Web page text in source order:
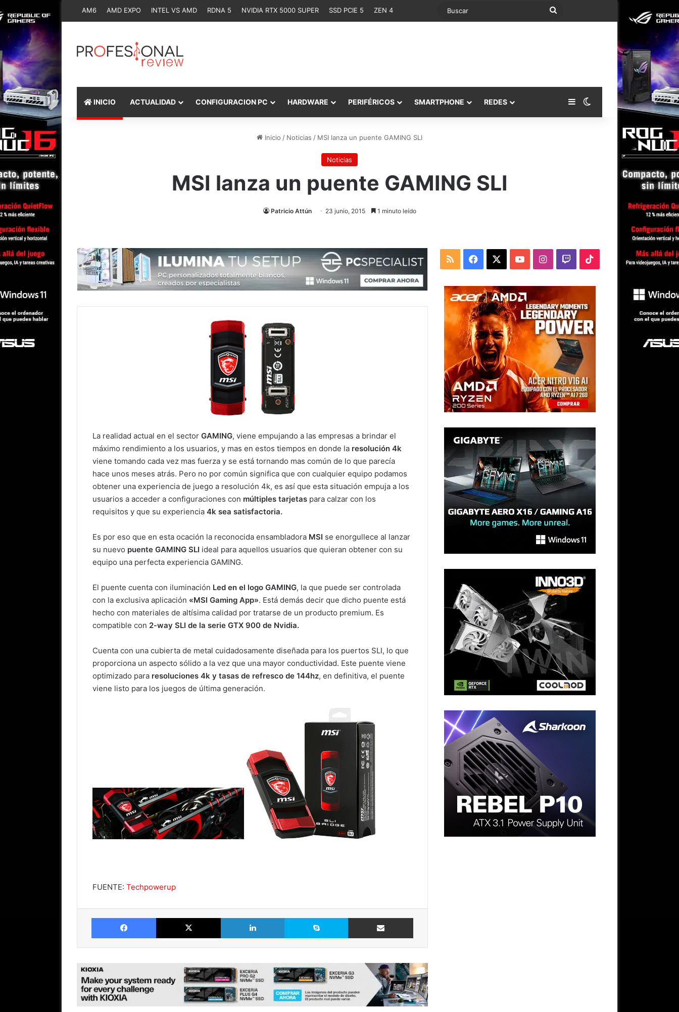
AM6 AMD EXPO INTEL VS AMD RDNA 5 NVIDIA RTX 5000 SUPER SSD PCIE 5 ZEN 4 Buscar
INICIO ACTUALIDAD CONFIGURACION PC HARDWARE PERIFÉRICOS SMARTPHONE REDES Barra lateral
Switch skin
Inicio / Noticias / MSI lanza un puente GAMING SLI
Noticias
MSI lanza un puente GAMING SLI
Patricio Attún 23 junio, 2015 1 minuto leído
La realidad actual en el sector GAMING, viene empujando a las empresas a brindar el
máximo rendimiento a los usuarios, y mas en estos tiempos en donde la resolución 4k
viene tomando cada vez mas fuerza y se está tornando mas común de lo que parecía
hace unos meses atrás. Pero no por común significa que con cualquier equipo podamos
obtener una experiencia de juego a resolución 4k, es así que esta situación empuja a los
usuarios a acceder a configuraciones con múltiples tarjetas para calzar con los
requisitos y que su experiencia 4k sea satisfactoria.
Es por eso que en esta ocación la reconocida ensambladora MSI se enorgullece al lanzar
su nuevo puente GAMING SLI ideal para aquellos usuarios que quieran obtener con su
equipo una perfecta experiencia GAMING.
El puente cuenta con iluminación Led en el logo GAMING, la que puede ser controlada
con la exclusiva aplicación «MSI Gaming App». Está demás decir que dicho puente está
hecho con materiales de altísima calidad por tratarse de un producto premium. Es
compatible con 2-way SLI de la serie GTX 900 de Nvidia.
Cuenta con una cubierta de metal cuidadosamente diseñada para los puertos SLI, lo que
proporciona un aspecto sólido a la vez que una mayor conductividad. Este puente viene
optimizado para resoluciones 4k y tasas de refresco de 144hz, en definitiva, el puente
viene listo para los juegos de última generación.
FUENTE: Techpowerup
Facebook X LinkedIn Skype Comparte vía Email
RSS Facebook YouTubeInstagram
TwitchTikTok